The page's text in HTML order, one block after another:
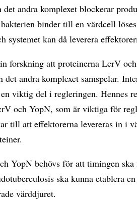
det andra komplexet blockerar
binder till en värdcell
systemet kan då leverera
forskning att proteinerna LcrV
det andra komplexet samspelar.
viktig del i regleringen. Hennes
och YopN, som är viktiga för
till att effektorerna levereras in i
YopN behövs för att timingen
ska kunna etablera
värddjuret.